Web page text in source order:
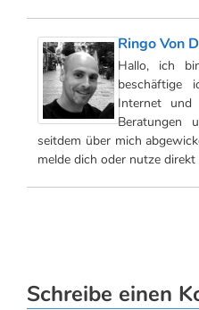
Ringo Von
Hallo, ich
beschäftige
Internet und
Beratungen
seitdem über mich
melde dich oder nutze direkt
Schreibe einen